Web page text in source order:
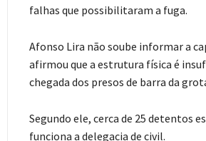
falhas que possibilitaram a fuga.
Afonso Lira não soube informar a
afirmou que a estrutura física é
chegada dos presos de barra da
Segundo ele, cerca de 25 detentos
funciona a delegacia de civil.